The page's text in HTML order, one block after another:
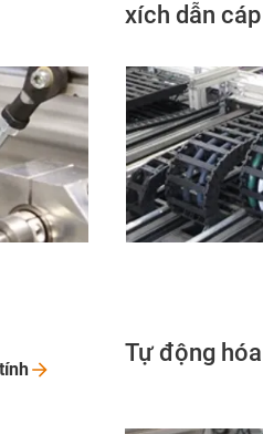
xích dẫn
tính
Tự động